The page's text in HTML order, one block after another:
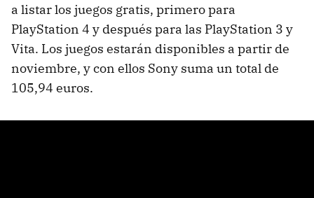
a listar los juegos gratis, primero para
PlayStation 4 y después para las PlayStation 3 y
Vita. Los juegos estarán disponibles a partir de
noviembre, y con ellos Sony suma un total de
105,94 euros.